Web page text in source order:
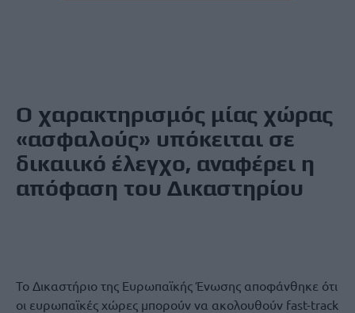
Ο χαρακτηρισμός μίας χώρας
«ασφαλούς» υπόκειται σε
δικαιικό έλεγχο, αναφέρει η
απόφαση του Δικαστηρίου
Το Δικαστήριο της Ευρωπαϊκής Ένωσης αποφάνθηκε ότι
οι ευρωπαϊκές χώρες μπορούν να ακολουθούν fast-track